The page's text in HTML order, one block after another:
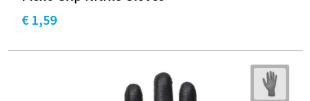
€ 1,59